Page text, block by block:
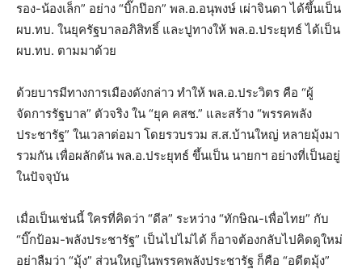
รอง-น้องเล็ก” อย่าง “บิ๊กป๊อก” พล.อ.อนุพงษ์ เผ่าจินดา ได้ขึ้นเป็น
ผบ.ทบ. ในยุครัฐบาลอภิสิทธิ์ และปูทางให้ พล.อ.ประยุทธ์ ได้เป็น
ผบ.ทบ. ตามมาด้วย
ด้วยบารมีทางการเมืองดังกล่าว ทำให้ พล.อ.ประวิตร คือ “ผู้
จัดการรัฐบาล” ตัวจริง ใน “ยุค คสช.” และสร้าง “พรรคพลัง
ประชารัฐ” ในเวลาต่อมา โดยรวบรวม ส.ส.บ้านใหญ่ หลายมุ้งมา
รวมกัน เพื่อผลักดัน พล.อ.ประยุทธ์ ขึ้นเป็น นายกฯ อย่างที่เป็นอยู่
ในปัจจุบัน
เมื่อเป็นเช่นนี้ ใครที่คิดว่า “ดีล” ระหว่าง “ทักษิณ-เพื่อไทย” กับ
“บิ๊กป้อม-พลังประชารัฐ” เป็นไปไม่ได้ ก็อาจต้องกลับไปคิดดูใหม่
อย่าลืมว่า “มุ้ง” ส่วนใหญ่ในพรรคพลังประชารัฐ ก็คือ “อดีตมุ้ง”